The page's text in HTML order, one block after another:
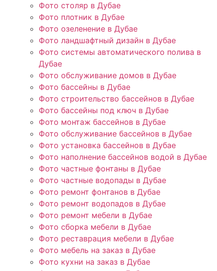
Фото столяр в Дубае
Фото плотник в Дубае
Фото озеленение в Дубае
Фото ландшафтный дизайн в Дубае
Фото системы автоматического полива в
Дубае
Фото обслуживание домов в Дубае
Фото бассейны в Дубае
Фото строительство бассейнов в Дубае
Фото бассейны под ключ в Дубае
Фото монтаж бассейнов в Дубае
Фото обслуживание бассейнов в Дубае
Фото установка бассейнов в Дубае
Фото наполнение бассейнов водой в Дубае
Фото частные фонтаны в Дубае
Фото частные водопады в Дубае
Фото ремонт фонтанов в Дубае
Фото ремонт водопадов в Дубае
Фото ремонт мебели в Дубае
Фото сборка мебели в Дубае
Фото реставрация мебели в Дубае
Фото мебель на заказ в Дубае
Фото кухни на заказ в Дубае